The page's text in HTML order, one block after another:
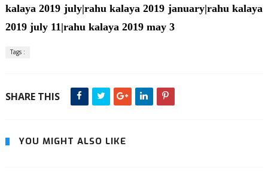
kalaya 2019 july|rahu kalaya 2019 january|rahu kalaya
2019 july 11|rahu kalaya 2019 may 3
Tags :
SHARE THIS
YOU MIGHT ALSO LIKE